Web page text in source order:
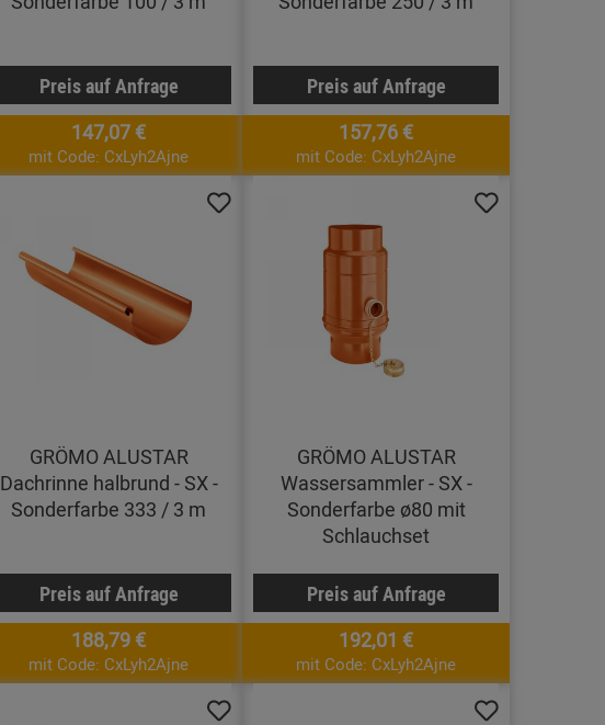
Preis auf Anfrage
147,07 €
mit Code: CxLyh2Ajne
Preis auf Anfrage
157,76 €
mit Code: CxLyh2Ajne
GRÖMO ALUSTAR
Dachrinne halbrund - SX -
Sonderfarbe 333 / 3 m
Preis auf Anfrage
188,79 €
mit Code: CxLyh2Ajne
GRÖMO ALUSTAR
Wassersammler - SX -
Sonderfarbe ø80 mit
Schlauchset
Preis auf Anfrage
192,01 €
mit Code: CxLyh2Ajne